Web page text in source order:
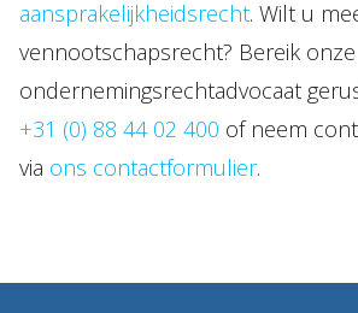
aansprakelijkheidsrecht. Wilt u
vennootschapsrecht? Bereik onze
ondernemingsrechtadvocaat
+31 (0) 88 44 02 400 of neem
via ons contactformulier.